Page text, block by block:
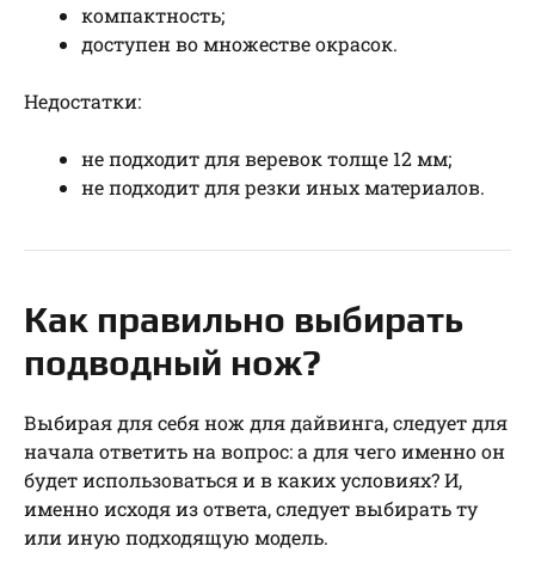
компактность;
доступен во множестве окрасок.
Недостатки:
не подходит для веревок толще 12 мм;
не подходит для резки иных материалов.
Как правильно выбирать
подводный нож?
Выбирая для себя нож для дайвинга, следует для
начала ответить на вопрос: а для чего именно он
будет использоваться и в каких условиях? И,
именно исходя из ответа, следует выбирать ту
или иную подходящую модель.